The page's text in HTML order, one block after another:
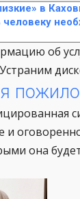
в
об
и
она